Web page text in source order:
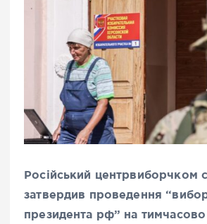
Російський центрвиборчком
затвердив проведення
президента рф” на